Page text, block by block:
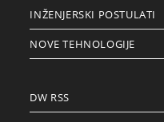
INŽENJERSKI POSTULATI
NOVE TEHNOLOGIJE
DW RSS